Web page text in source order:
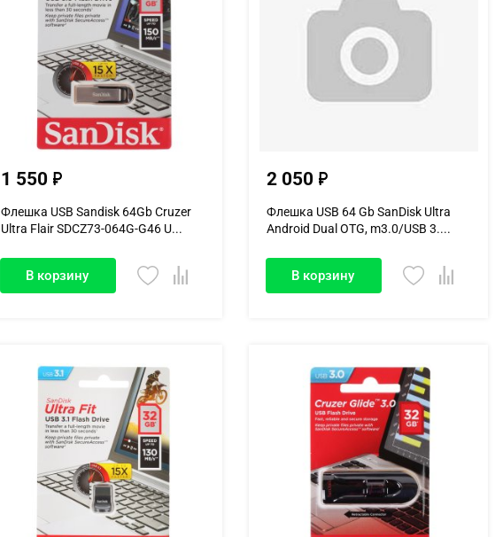
1 550
Флешка USB Sandisk 64Gb Cruzer
Ultra Flair SDCZ73-064G-G46 U...
В корзину
2 050
Флешка USB 64 Gb SanDisk Ultra
Android Dual OTG, m3.0/USB 3....
В корзину